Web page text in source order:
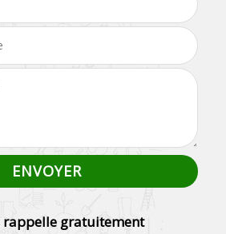
rappelle gratuitement